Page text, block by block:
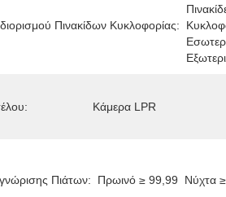
Πινακίδων Κυκλοφορίας:
Κάμερα LPR
Πιάτων: Πρωινό ≥ 99,99  Νύχτα